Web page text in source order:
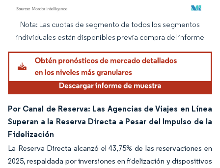
Imagen © Mordor Intelligence. El uso requiere atribución según CC BY 4.0.
Nota: Las cuotas de segmento de todos los segmentos
individuales están disponibles previa compra del informe
Por Canal de Reserva: Las Agencias de Viajes en Línea
Superan a la Reserva Directa a Pesar del Impulso de la
Fidelización
La Reserva Directa alcanzó el 43,75% de las reservaciones en
2025, respaldada por inversiones en fidelización y dispositivos